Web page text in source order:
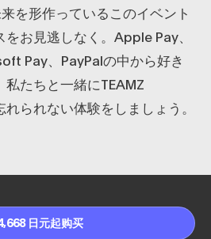
を形作っているこのイベント
お見逃しなく。Apple Pay、
Pay、PayPalの中から好き
たちと一緒にTEAMZ
られない体験をしましょう。
日元起购买